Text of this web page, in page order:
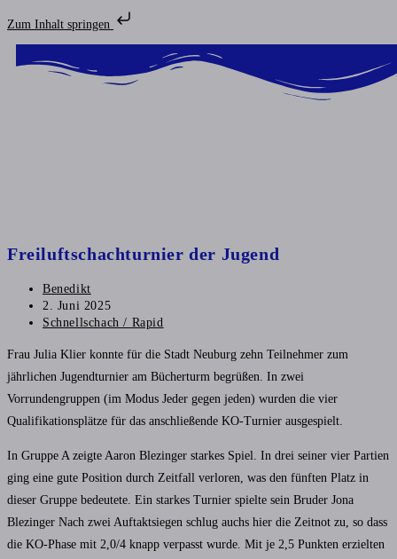
Zum Inhalt springen
Freiluftschachturnier der Jugend
Benedikt
2. Juni 2025
Schnellschach / Rapid
Frau Julia Klier konnte für die Stadt Neuburg zehn Teilnehmer zum
jährlichen Jugendturnier am Bücherturm begrüßen. In zwei
Vorrundengruppen (im Modus Jeder gegen jeden) wurden die vier
Qualifikationsplätze für das anschließende KO-Turnier ausgespielt.
In Gruppe A zeigte Aaron Blezinger starkes Spiel. In drei seiner vier Partien
ging eine gute Position durch Zeitfall verloren, was den fünften Platz in
dieser Gruppe bedeutete. Ein starkes Turnier spielte sein Bruder Jona
Blezinger Nach zwei Auftaktsiegen schlug auchs hier die Zeitnot zu, so dass
die KO-Phase mit 2,0/4 knapp verpasst wurde. Mit je 2,5 Punkten erzielten